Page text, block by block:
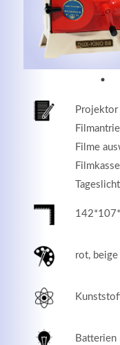
Filme
rot, beige
Batterien
Lorem ipsum